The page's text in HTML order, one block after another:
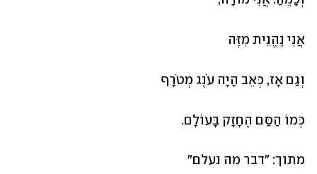
אֲנִי נֶהֱנֵית מִזֶּה
וְגַם אָז, כְּאֵב הָיָה עֹנֶג מְטֹרָף
כְּמוֹ הַסַּם הֶחָזָק בָּעוֹלָם.
מתוך: "דבר מה נעלם"